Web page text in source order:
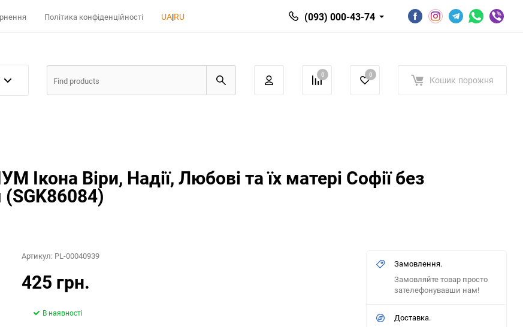
Політика конфіденційності UA|RU (093) 000-43-74
0 0 Кошик порожня
Віри, Надії, Любові та їх матері Софії без
Замовлення.
Замовляйте товар просто
зателефонувавши нам!
Доставка.
Артикул: PL-00040939
425 грн.
В наявності